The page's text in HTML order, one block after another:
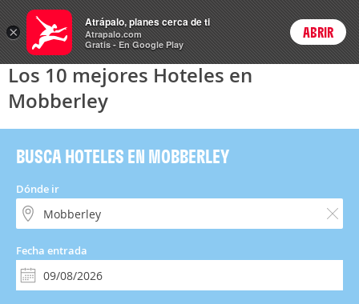
Hoteles Login
Los 10 mejores Hoteles en
Mobberley
BUSCA HOTELES EN MOBBERLEY
Dónde ir
Fecha entrada
×
Atrápalo, planes cerca de ti
Atrapalo.com
Gratis - En Google Play
ABRIR